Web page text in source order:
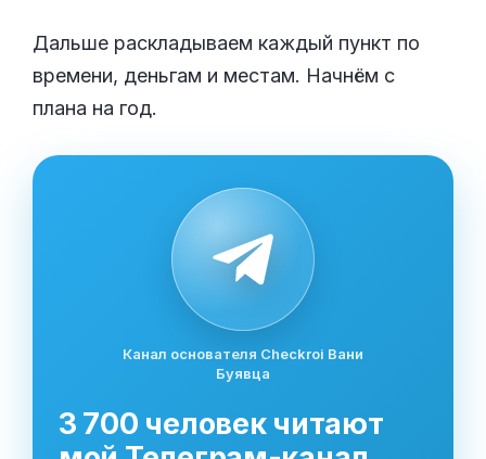
Дальше раскладываем каждый пункт по
времени, деньгам и местам. Начнём с
плана на год.
Канал основателя Checkroi Вани
Буявца
3 700 человек читают